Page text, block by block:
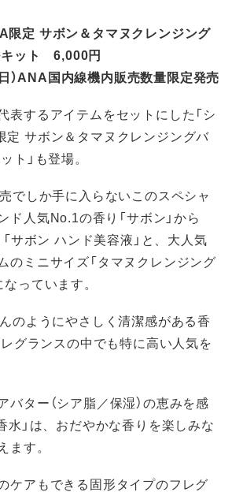
限定 サボン＆タマヌクレンジング
キット 6,000円
）ANA国内線機内販売数量限定発売
表するアイテムをセットにした「シ
定 サボン＆タマヌクレンジングバ
ト」も登場。
でしか手に入らないこのスペシャ
ド人気No.1の香り「サボン」から
「サボン ハンド美容液」と、大人気
のミニサイズ「タマヌクレンジング
っています。
んのようにやさしく清潔感がある香
グランスの中でも特に高い人気を
ター（シア脂／保湿）の恵みを感
水」は、おだやかな香りを楽しみな
す。
ケアもできる固形タイプのフレグ